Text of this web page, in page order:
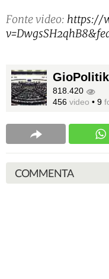
Fonte video: https://
GioPolitik
818.420
456 video • 9
COMMENTA